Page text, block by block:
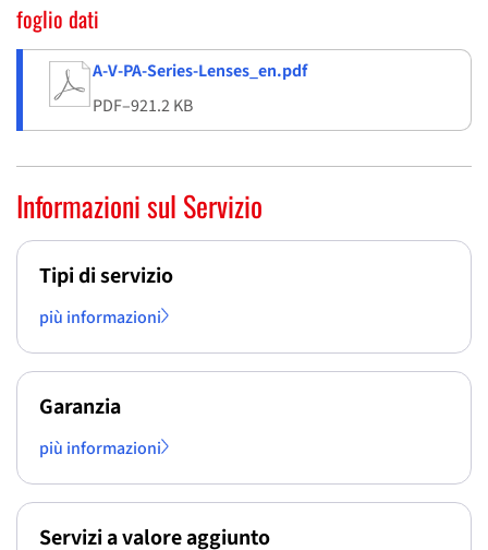
foglio dati
A-V-PA-Series-Lenses_en.pdf
PDF–921.2 KB
Informazioni sul Servizio
Tipi di servizio
più informazioni
Garanzia
più informazioni
Servizi a valore aggiunto